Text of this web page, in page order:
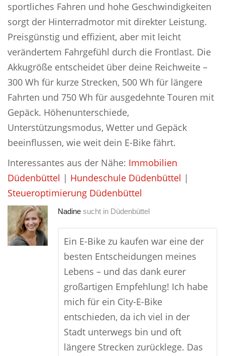
sportliches Fahren und hohe Geschwindigkeiten
sorgt der Hinterradmotor mit direkter Leistung.
Preisgünstig und effizient, aber mit leicht
verändertem Fahrgefühl durch die Frontlast. Die
Akkugröße entscheidet über deine Reichweite –
300 Wh für kurze Strecken, 500 Wh für längere
Fahrten und 750 Wh für ausgedehnte Touren mit
Gepäck. Höhenunterschiede,
Unterstützungsmodus, Wetter und Gepäck
beeinflussen, wie weit dein E-Bike fährt.
Interessantes aus der Nähe: Immobilien
Düdenbüttel | Hundeschule Düdenbüttel |
Steueroptimierung Düdenbüttel
Nadine sucht in Düdenbüttel
Ein E-Bike zu kaufen war eine der
besten Entscheidungen meines
Lebens – und das dank eurer
großartigen Empfehlung! Ich habe
mich für ein City-E-Bike
entschieden, da ich viel in der
Stadt unterwegs bin und oft
längere Strecken zurücklege. Das